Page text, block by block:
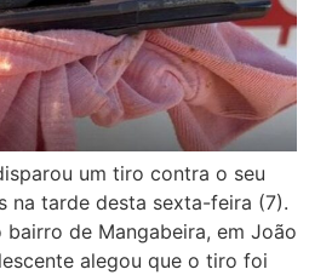
um tiro contra o seu
na tarde desta sexta-feira (7).
de Mangabeira, em João
alegou que o tiro foi